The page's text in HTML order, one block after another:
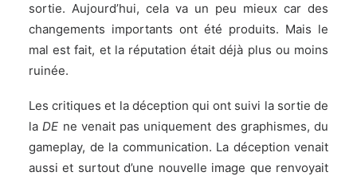
sortie. Aujourd’hui, cela va un peu mieux car des
changements importants ont été produits. Mais le
mal est fait, et la réputation était déjà plus ou moins
ruinée.
Les critiques et la déception qui ont suivi la sortie de
laDE ne venait pas uniquement des graphismes, du
gameplay, de la communication. La déception venait
aussi et surtout d’une nouvelle image que renvoyait